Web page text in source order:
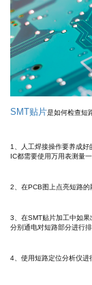
SMT贴片是如何检查短
1、人工焊接操作要养成
IC都需要使用万用表测量
2、在PCB图上点亮短路的
3、在SMT贴片加工中如
分别通电对短路部分进行
4、使用短路定位分析仪进